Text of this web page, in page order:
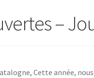
–
Cette année,